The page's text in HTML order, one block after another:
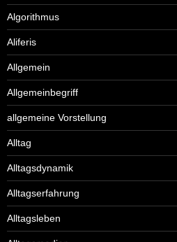
Algorithmus
Aliferis
Allgemein
Allgemeinbegriff
allgemeine Vorstellung
Alltag
Alltagsdynamik
Alltagserfahrung
Alltagsleben